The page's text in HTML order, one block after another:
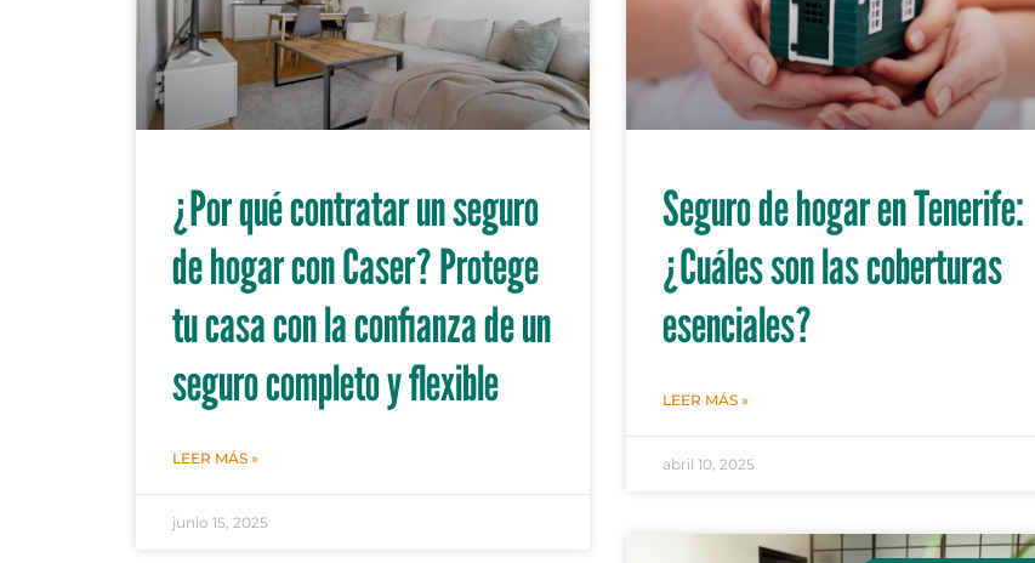
¿Por qué contratar un seguro
de hogar con Caser? Protege
tu casa con la confianza de un
seguro completo y flexible
LEER MÁS »
junio 15, 2025
Seguro de hogar en Tenerife:
¿Cuáles son las coberturas
esenciales?
LEER MÁS »
abril 10, 2025